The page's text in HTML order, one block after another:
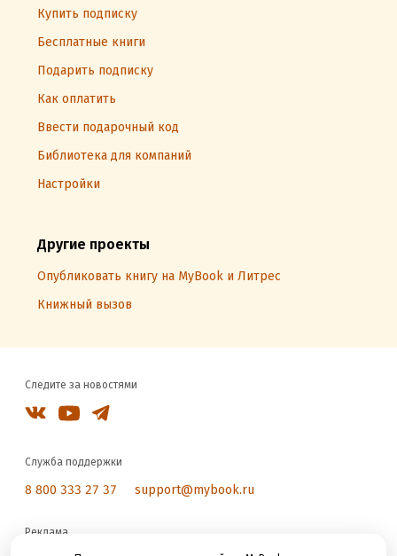
Купить подписку
Бесплатные книги
Подарить подписку
Как оплатить
Ввести подарочный код
Библиотека для компаний
Настройки
Другие проекты
Опубликовать книгу на MyBook и Литрес
Книжный вызов
Следите за новостями
Служба поддержки
8 800 333 27 37 support@mybook.ru
Реклама